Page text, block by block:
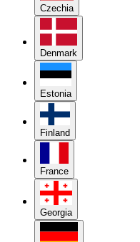
Czechia
Denmark
Estonia
Finland
France
Georgia